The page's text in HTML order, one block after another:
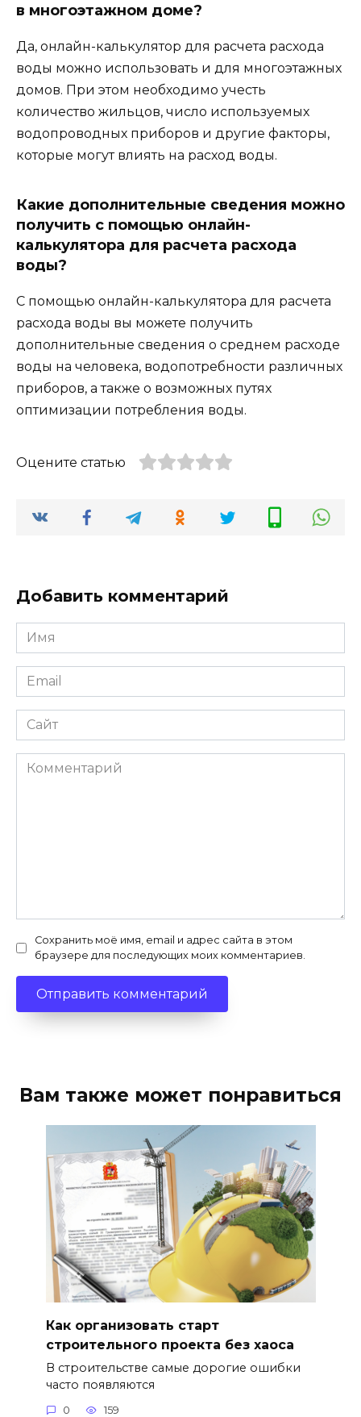
в многоэтажном доме?
Да, онлайн-калькулятор для расчета расхода
воды можно использовать и для многоэтажных
домов. При этом необходимо учесть
количество жильцов, число используемых
водопроводных приборов и другие факторы,
которые могут влиять на расход воды.
Какие дополнительные сведения можно
получить с помощью онлайн-
калькулятора для расчета расхода
воды?
С помощью онлайн-калькулятора для расчета
расхода воды вы можете получить
дополнительные сведения о среднем расходе
воды на человека, водопотребности различных
приборов, а также о возможных путях
оптимизации потребления воды.
Оцените статью
Добавить комментарий
Имя
*
Email
*
Сайт
Комментарий
Сохранить моё имя, email и адрес сайта в этом
браузере для последующих моих комментариев.
Вам также может понравиться
Как организовать старт
строительного проекта без хаоса
В строительстве самые дорогие ошибки
часто появляются
0 159